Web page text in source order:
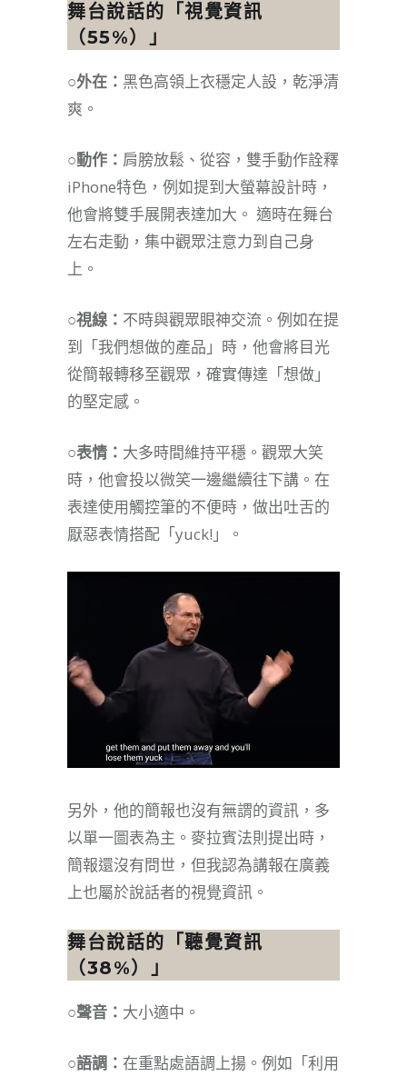
舞台說話的「視覺資訊
（55%）」
○外在： 黑色高領上衣穩定人設，乾淨清
爽。
○動作： 肩膀放鬆、從容，雙手動作詮釋
iPhone特色，例如提到大螢幕設計時，
他會將雙手展開表達加大。 適時在舞台
左右走動，集中觀眾注意力到自己身
上。
○視線： 不時與觀眾眼神交流。例如在提
到「我們想做的產品」時，他會將目光
從簡報轉移至觀眾，確實傳達「想做」
的堅定感。
○表情： 大多時間維持平穩。觀眾大笑
時，他會投以微笑一邊繼續往下講。在
表達使用觸控筆的不便時，做出吐舌的
厭惡表情搭配「yuck!」。
另外，他的簡報也沒有無謂的資訊，多
以單一圖表為主。麥拉賓法則提出時，
簡報還沒有問世，但我認為講報在廣義
上也屬於說話者的視覺資訊。
舞台說話的「聽覺資訊
（38%）」
​○聲音： 大小適中。
○語調： 在重點處語調上揚。例如「利用